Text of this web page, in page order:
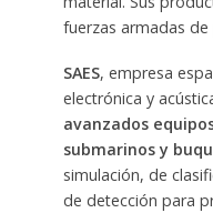
fuerzas armadas
SAES, empresa
electrónica y
avanzados
submarinos y
simulación, de
de detección para